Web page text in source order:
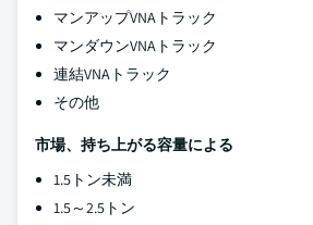
マンアップVNAトラック
マンダウンVNAトラック
連結VNAトラック
その他
市場、持ち上がる容量による
1.5トン未満
1.5～2.5トン